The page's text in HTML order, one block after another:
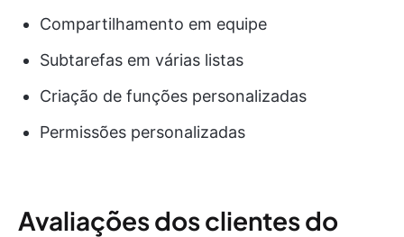
Compartilhamento em equipe
Subtarefas em várias listas
Criação de funções personalizadas
Permissões personalizadas
Avaliações dos clientes do